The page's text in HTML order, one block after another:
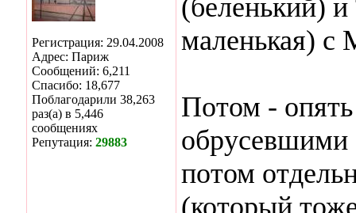
Регистрация: 29.04.2008
Адрес: Париж
Сообщений: 6,211
Спасибо: 18,677
Поблагодарили 38,263
раз(а) в 5,446
сообщениях
Репутация: 29883
(беленький) и
маленькая)
Потом -
потом
(который